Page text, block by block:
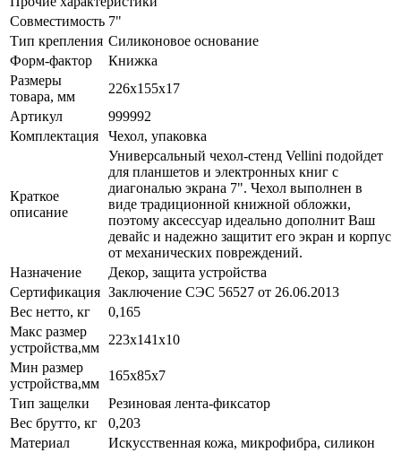
Совместимость 7"
Тип крепления Силиконовое основание
Форм-фактор
Книжка
Размеры
товара, мм
226х155x17
Артикул
999992
Комплектация
Чехол, упаковка
Краткое
описание
Универсальный чехол-стенд Vellini подойдет
для планшетов и электронных книг с
диагональю экрана 7". Чехол выполнен в
виде традиционной книжной обложки,
поэтому аксессуар идеально дополнит Ваш
девайс и надежно защитит его экран и корпус
от механических повреждений.
Назначение
Декор, защита устройства
Сертификация Заключение СЭС 56527 от 26.06.2013
Вес нетто, кг
0,165
Макс размер
устройства,мм
223х141x10
Мин размер
устройства,мм
165x85x7
Тип защелки
Резиновая лента-фиксатор
Вес брутто, кг
0,203
Материал
Искусственная кожа, микрофибра, силикон